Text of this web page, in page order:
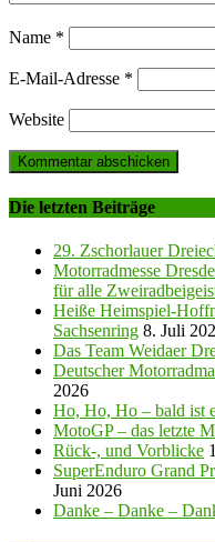
Name *
E-Mail-Adresse *
Website
Die letzten Beiträge
29. Zschorlauer
Motorradmesse
für alle
Heiße Heimspiel-
Sachsenring 8. Juli
Das Team Weidaer
Deutscher
2026
Ho, Ho, Ho – bald ist
MotoGP – das letzte
Rück-, und Vorblicke
SuperEnduro Grand
Juni 2026
Danke – Danke –